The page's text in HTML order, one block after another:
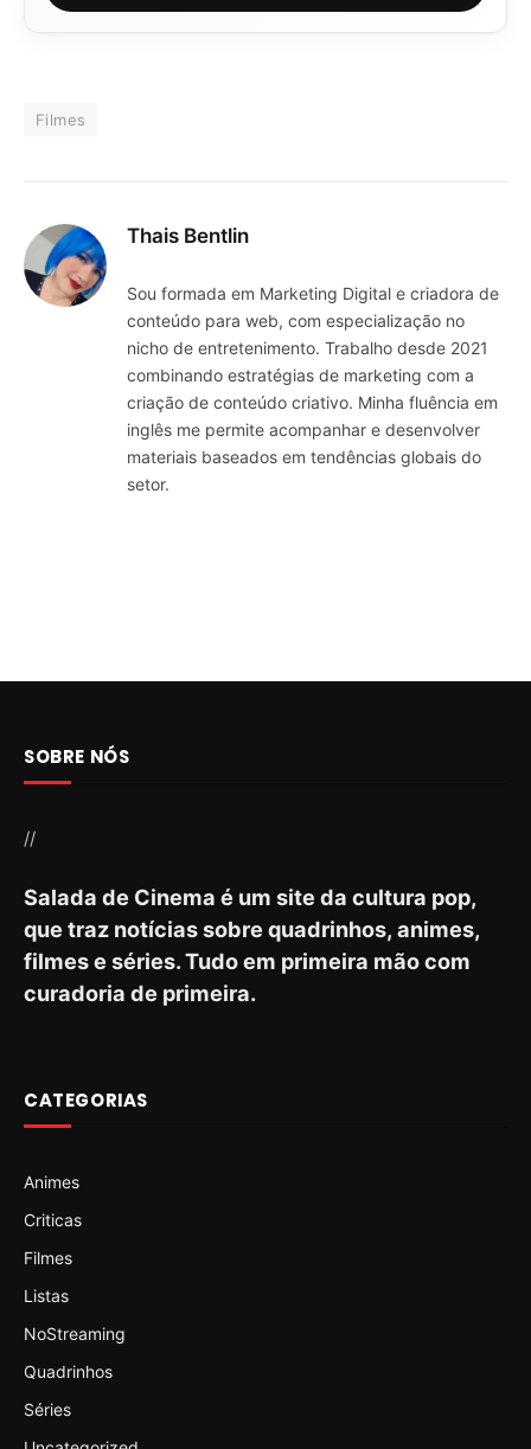
Filmes
Thais Bentlin
Sou formada em Marketing Digital e criadora de
conteúdo para web, com especialização no
nicho de entretenimento. Trabalho desde 2021
combinando estratégias de marketing com a
criação de conteúdo criativo. Minha fluência em
inglês me permite acompanhar e desenvolver
materiais baseados em tendências globais do
setor.
SOBRE NÓS
//
Salada de Cinema é um site da cultura pop,
que traz notícias sobre quadrinhos, animes,
filmes e séries. Tudo em primeira mão com
curadoria de primeira.
CATEGORIAS
Animes
Criticas
Filmes
Listas
NoStreaming
Quadrinhos
Séries